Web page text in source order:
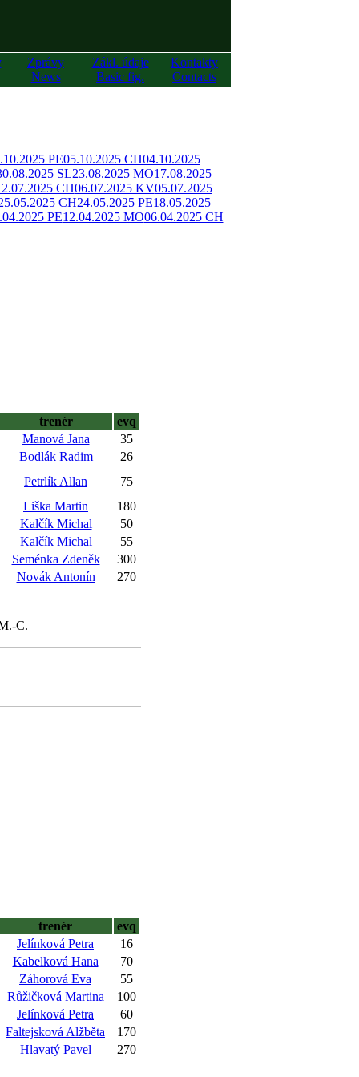
Zprávy
News
Zákl. údaje
Basic fig.
Kontakty
Contacts
PE05.10.2025 CH04.10.2025
SL23.08.2025 MO17.08.2025
CH06.07.2025 KV05.07.2025
CH24.05.2025 PE18.05.2025
PE12.04.2025 MO06.04.2025 CH
trenér
evq
Manová Jana
35
Bodlák Radim
26
Petrlík Allan
75
Liška Martin
180
Kalčík Michal
50
Kalčík Michal
55
Seménka Zdeněk
300
Novák Antonín
270
C.
trenér
evq
Jelínková Petra
16
Kabelková Hana
70
Záhorová Eva
55
Růžičková Martina
100
Jelínková Petra
60
Faltejsková Alžběta
170
Hlavatý Pavel
270